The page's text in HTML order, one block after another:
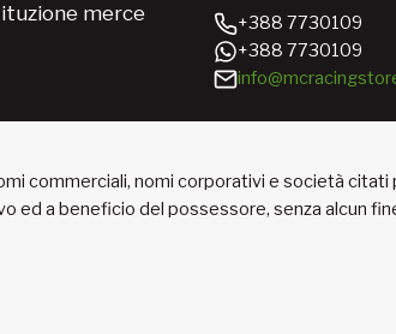
merce
+388 7730109
+388 7730109
commerciali, nomi corporativi e società
a beneficio del possessore, senza alcun